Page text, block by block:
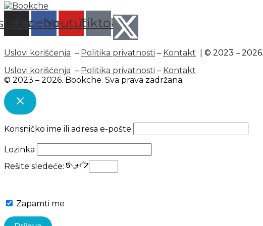
Facebook
YoutubeTiktok
Uslovi korišćenja – Politika privatnosti – Kontakt | © 2023 –
Uslovi korišćenja – Politika privatnosti – Kontakt
© 2023 – 2026. Bookche. Sva prava zadržana.
Korisničko ime ili adresa e-pošte
Lozinka
Rešite sledeće:
Zapamti me